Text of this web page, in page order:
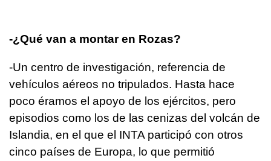
-¿Qué van a montar en Rozas?
-Un centro de investigación, referencia de
vehículos aéreos no tripulados. Hasta hace
poco éramos el apoyo de los ejércitos, pero
episodios como los de las cenizas del volcán de
Islandia, en el que el INTA participó con otros
cinco países de Europa, lo que permitió